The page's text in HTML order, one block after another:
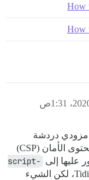
How
How
مزودي دردشة
مختلفين وما زلت أحصل على نفس سياسة محتوى الأمان (CSP)
عليها إلى script-
في سياسة الأمان. هذه الحالة خاصة بـ Tidio، لكن الشيء